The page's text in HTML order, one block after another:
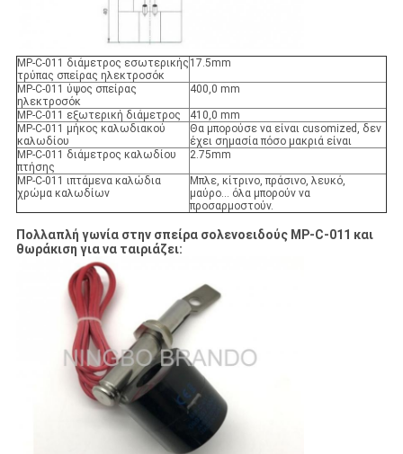
MP-C-011 διάμετρος εσωτερικής
τρύπας σπείρας ηλεκτροσόκ
17.5mm
MP-C-011 ύψος σπείρας
ηλεκτροσόκ
400,0 mm
MP-C-011 εξωτερική διάμετρος
410,0 mm
MP-C-011 μήκος καλωδιακού
καλωδίου
Θα μπορούσε να είναι cusomized, δεν
έχει σημασία πόσο μακριά είναι
MP-C-011 διάμετρος καλωδίου
πτήσης
2.75mm
MP-C-011 ιπτάμενα καλώδια
χρώμα καλωδίων
Μπλε, κίτρινο, πράσινο, λευκό,
μαύρο... όλα μπορούν να
προσαρμοστούν.
Πολλαπλή γωνία στην σπείρα σολενοειδούς MP-C-011 και
θωράκιση για να ταιριάζει: